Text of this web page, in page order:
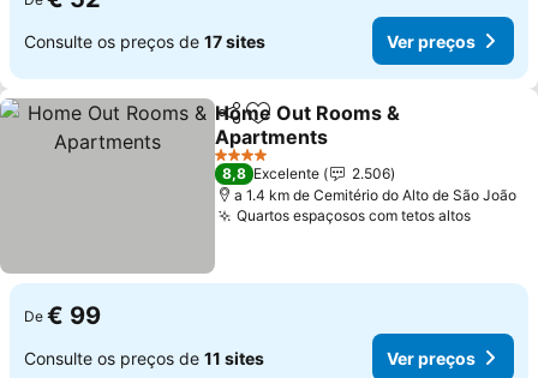
Consulte os preços de 17 sites Ver preços
PartilharAdicionar aos favoritos
Home Out Rooms &
Apartments
4 Estrelas
8,8 Excelente
2.506
a 1.4 km de Cemitério do Alto de São João
Quartos espaçosos com tetos altos
De € 99
Consulte os preços de 11 sites Ver preços